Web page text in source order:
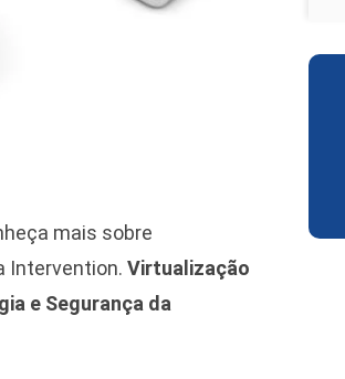
mais sobre
Intervention. Virtualização
e Segurança da